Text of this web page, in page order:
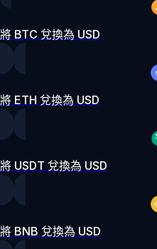
將 BTC 兌換為 USD
將 ETH 兌換為 USD
將 USDT 兌換為 USD
將 BNB 兌換為 USD